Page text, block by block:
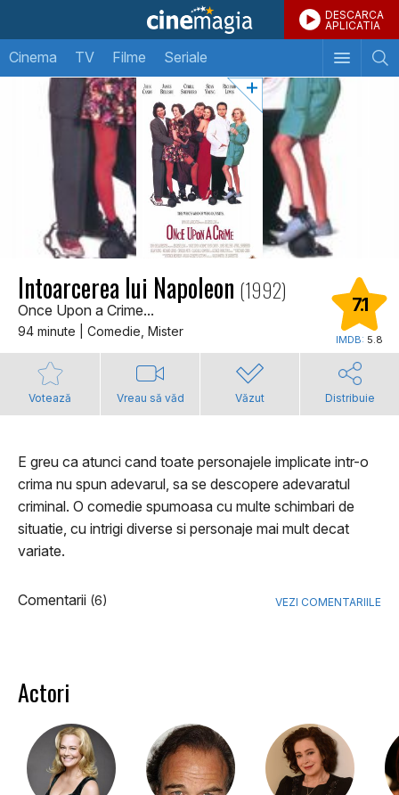
DESCARCA
APLICATIA
Cinema TV Filme Seriale
Intoarcerea lui Napoleon (1992)
Once Upon a Crime...
94 minute | Comedie, Mister
7.1
IMDB: 5.8
Votează Vreau să văd Văzut Distribuie
E greu ca atunci cand toate personajele implicate intr-o
crima nu spun adevarul, sa se descopere adevaratul
criminal. O comedie spumoasa cu multe schimbari de
situatie, cu intrigi diverse si personaje mai mult decat
variate.
Comentarii (6) VEZI COMENTARIILE
Actori